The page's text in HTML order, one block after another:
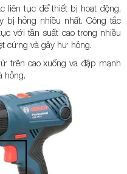
liên tục để thiết bị hoạt động,
bị hỏng nhiều nhất. Công tắc
với tần suất cao trong nhiều
cứng và gây hư hỏng.
trên cao xuống va đập mạnh
hỏng.